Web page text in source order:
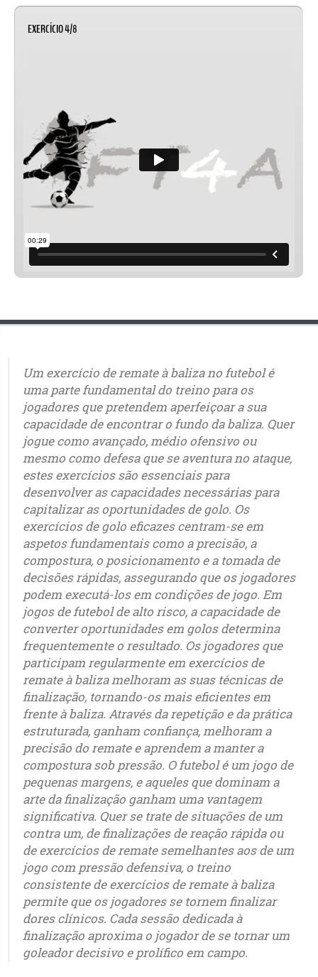
EXERCÍCIO 4/8
Um exercício de remate à baliza no futebol é
uma parte fundamental do treino para os
jogadores que pretendem aperfeiçoar a sua
capacidade de encontrar o fundo da baliza. Quer
jogue como avançado, médio ofensivo ou
mesmo como defesa que se aventura no ataque,
estes exercícios são essenciais para
desenvolver as capacidades necessárias para
capitalizar as oportunidades de golo. Os
exercícios de golo eficazes centram-se em
aspetos fundamentais como a precisão, a
compostura, o posicionamento e a tomada de
decisões rápidas, assegurando que os jogadores
podem executá-los em condições de jogo. Em
jogos de futebol de alto risco, a capacidade de
converter oportunidades em golos determina
frequentemente o resultado. Os jogadores que
participam regularmente em exercícios de
remate à baliza melhoram as suas técnicas de
finalização, tornando-os mais eficientes em
frente à baliza. Através da repetição e da prática
estruturada, ganham confiança, melhoram a
precisão do remate e aprendem a manter a
compostura sob pressão. O futebol é um jogo de
pequenas margens, e aqueles que dominam a
arte da finalização ganham uma vantagem
significativa. Quer se trate de situações de um
contra um, de finalizações de reação rápida ou
de exercícios de remate semelhantes aos de um
jogo com pressão defensiva, o treino
consistente de exercícios de remate à baliza
permite que os jogadores se tornem finalizar
dores clínicos. Cada sessão dedicada à
finalização aproxima o jogador de se tornar um
goleador decisivo e prolífico em campo.